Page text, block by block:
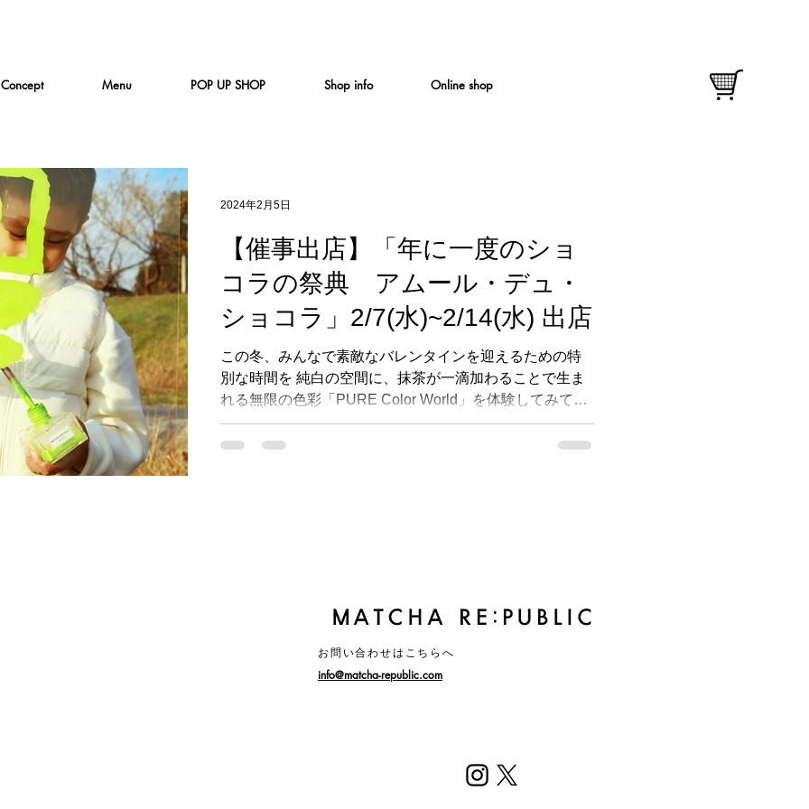
Concept Menu POP UP SHOP Shop info Online shop
【催事出店】「年に一度のショ
コラの祭典 アムール・デュ・
ショコラ」2/7(水)~2/14(水) 出店
この冬、みんなで素敵なバレンタインを迎えるための特
別な時間を 純白の空間に、抹茶が一滴加わることで生ま
れる無限の色彩「PURE Color World」を体験してみて！
PURE Color World コンセプトストーリー 純白の空間。
何色にも染まらない、...
2024年2月5日
​お問い合わせはこちらへ
​info@matcha-republic.com